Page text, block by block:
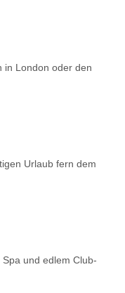
in London oder den
Urlaub fern dem
und edlem Club-